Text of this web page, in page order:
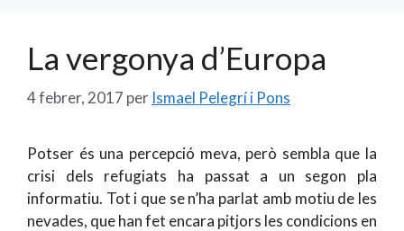
La vergonya d’Europa
4 febrer, 2017 per Ismael Pelegrí i Pons
Potser és una percepció meva, però sembla que la
crisi dels refugiats ha passat a un segon pla
informatiu. Tot i que se n’ha parlat amb motiu de les
nevades, que han fet encara pitjors les condicions en